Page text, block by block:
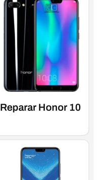
Reparar Honor 10